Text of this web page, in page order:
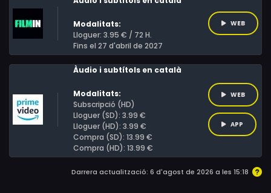
Modalitats:
Lloguer: 3.95 € / 72 H.
Fins el 27 d'abril de 2027
WEB
Àudio i subtítols en català
Modalitats:
Subscripció (HD)
Lloguer (SD): 3.99 €
Lloguer (HD): 3.99 €
Compra (SD): 13.99 €
Compra (HD): 13.99 €
WEB
APP
Darrera actualització: 6 d'agost de 2026 a les 15:18